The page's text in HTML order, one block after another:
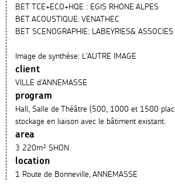
BET TCE+ECO+HQE : EGIS RHONE ALPES
BET ACOUSTIQUE: VENATHEC
BET SCENOGRAPHIE: LABEYRIES& ASSOCIES
Image de synthèse: L'AUTRE IMAGE
client
VILLE d'ANNEMASSE
program
Hall, Salle de Théâtre (500, 1000 et 1500
stockage en liaison avec le bâtiment existant.
area
3 220m² SHON
location
1 Route de Bonneville, ANNEMASSE